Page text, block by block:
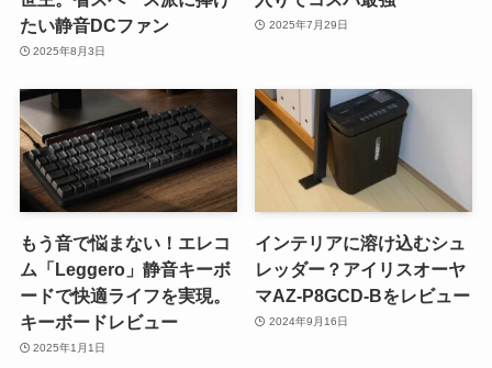
たい静音DCファン
2025年8月3日
2025年7月29日
もう音で悩まない！エレコ
ム「Leggero」静音キーボ
ードで快適ライフを実現。
キーボードレビュー
2025年1月1日
インテリアに溶け込むシュ
レッダー？アイリスオーヤ
マAZ-P8GCD-Bをレビュー
2024年9月16日